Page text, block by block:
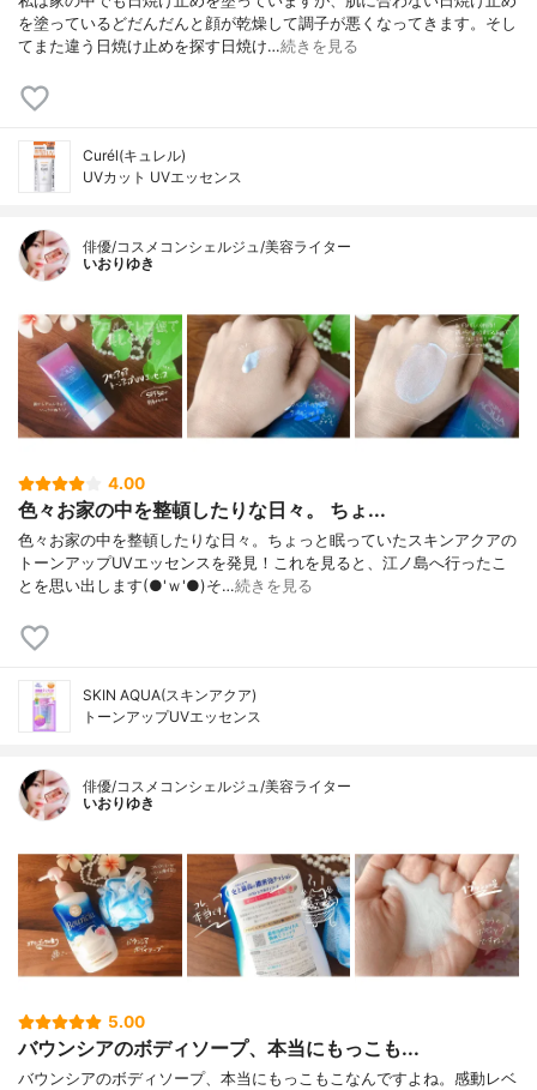
を塗っているどだんだんと顔が乾燥して調子が悪くなってきます。そし
てまた違う日焼け止めを探す日焼け…続きを見る
Curél(キュレル)
UVカット UVエッセンス
俳優/コスメコンシェルジュ/美容ライター
いおりゆき
4.00
色々お家の中を整頓したりな日々。 ちょ...
色々お家の中を整頓したりな日々。ちょっと眠っていたスキンアクアの
トーンアップUVエッセンスを発見！これを見ると、江ノ島へ行ったこ
とを思い出します(●'ｗ'●)そ…続きを見る
SKIN AQUA(スキンアクア)
トーンアップUVエッセンス
俳優/コスメコンシェルジュ/美容ライター
いおりゆき
5.00
バウンシアのボディソープ、本当にもっこも...
バウンシアのボディソープ、本当にもっこもこなんですよね。感動レベ